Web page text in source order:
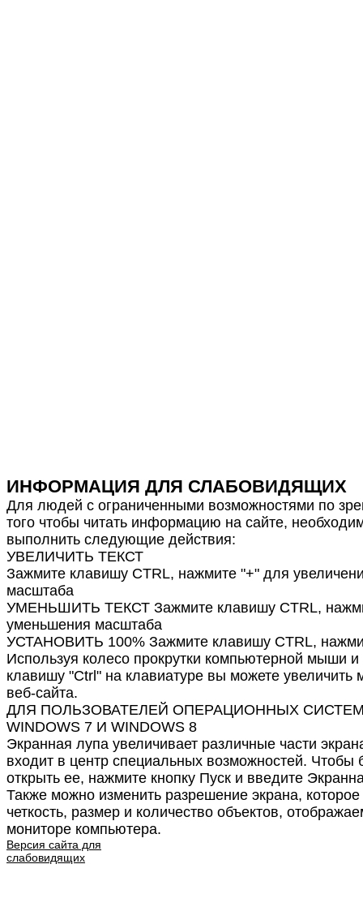
ИНФОРМАЦИЯ ДЛЯ СЛАБОВИДЯЩИХ
Для людей с ограниченными возможностями по
того чтобы читать информацию на сайте,
выполнить следующие действия:
УВЕЛИЧИТЬ ТЕКСТ
Зажмите клавишу CTRL, нажмите "+" для
масштаба
УМЕНЬШИТЬ ТЕКСТ Зажмите клавишу CTRL,
уменьшения масштаба
УСТАНОВИТЬ 100% Зажмите клавишу CTRL,
Используя колесо прокрутки компьютерной мыши
клавишу "Ctrl" на клавиатуре вы можете увеличить
веб-сайта.
ДЛЯ ПОЛЬЗОВАТЕЛЕЙ ОПЕРАЦИОННЫХ
WINDOWS 7 И WINDOWS 8
Экранная лупа увеличивает различные части
входит в центр специальных возможностей. Чтобы
открыть ее, нажмите кнопку Пуск и введите
Также можно изменить разрешение экрана,
четкость, размер и количество объектов,
мониторе компьютера.
Версия сайта для
слабовидящих